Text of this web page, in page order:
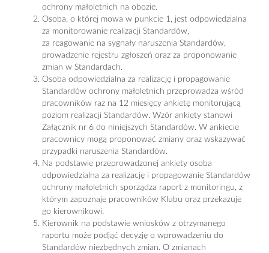
ochrony małoletnich na obozie.
Osoba, o której mowa w punkcie 1, jest odpowiedzialna
za monitorowanie realizacji Standardów,
za reagowanie na sygnały naruszenia Standardów,
prowadzenie rejestru zgłoszeń oraz za proponowanie
zmian w Standardach.
Osoba odpowiedzialna za realizację i propagowanie
Standardów ochrony małoletnich przeprowadza wśród
pracowników raz na 12 miesięcy ankietę monitorującą
poziom realizacji Standardów. Wzór ankiety stanowi
Załącznik nr 6 do niniejszych Standardów. W ankiecie
pracownicy mogą proponować zmiany oraz wskazywać
przypadki naruszenia Standardów.
Na podstawie przeprowadzonej ankiety osoba
odpowiedzialna za realizację i propagowanie Standardów
ochrony małoletnich sporządza raport z monitoringu, z
którym zapoznaje pracowników Klubu oraz przekazuje
go kierownikowi.
Kierownik na podstawie wniosków z otrzymanego
raportu może podjąć decyzję o wprowadzeniu do
Standardów niezbędnych zmian. O zmianach